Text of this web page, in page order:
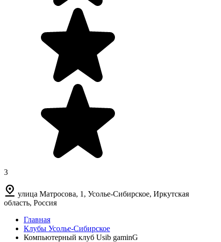
3
улица Матросова, 1, Усолье-Сибирское, Иркутская
область, Россия
Главная
Клубы Усолье-Сибирское
Компьютерный клуб Usib gaminG